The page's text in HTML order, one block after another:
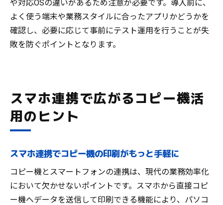
や対応OSの違いがあるため注意が必要です。導入前に、
よく使う端末や業務スタイルに合ったアプリかどうかを
確認し、必要に応じて事前にテスト運用を行うことが失
敗を防ぐポイントとなります。
スマホ連携で広がるコピー機活
用のヒント
スマホ連携でコピー機の印刷がもっと手軽に
コピー機とスマートフォンの連携は、現代の業務効率化
において欠かせないポイントです。スマホから直接コピ
ー機へデータを送信して印刷できる機能により、パソコ